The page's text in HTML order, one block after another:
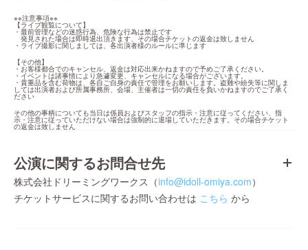
※※注意事項※※
【ライブ観覧について】
・最前管理などの迷惑行為、危険な行為は禁止です
発見された場合は即時退出頂きます、その場合チケットの返金は致しません
・ライブ撮影に関しましては、各出演者様のルールに準じます
【その他】
・お客様都合でのキャンセル、返金は対応出来かねますので予めご了承ください。
・イベントは諸事情により急遽変更、キャンセルになる場合がございます。
・貴重品を含む荷物は、各自ご自身の責任で管理をお願いします。盗難や紛失等に関しま
しては出演者および所属事務所、会場、主催者は一切の責任を負いかねますのでご了承く
ださい
その他の事柄についても当日は係員およびスタッフの指示・注意に従ってください、指
示・注意に従っていただけない場合は強制的に退場していただきます。その場合チケット
の返金は致しません
公演に関するお問合せ先
株式会社ドリーミングワークス（info@idoll-omiya.com）
チケットサービスに関するお問い合わせは こちら から